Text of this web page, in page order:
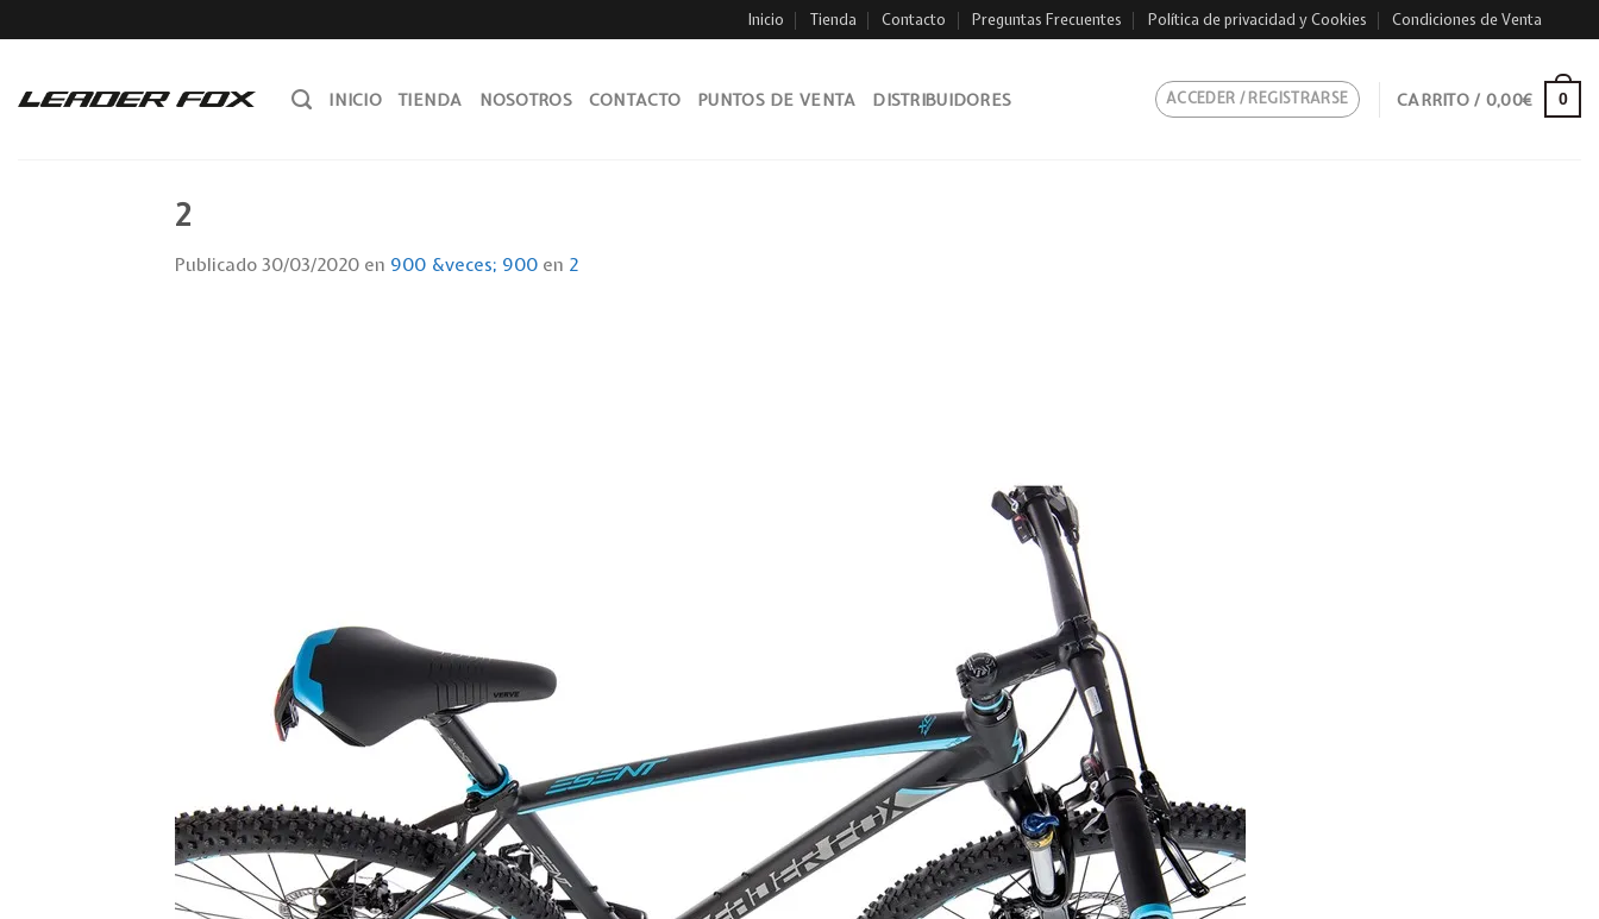
to
Inicio Tienda Contacto Preguntas Frecuentes Política de privacidad y Cookies Condiciones de Venta
INICIO TIENDA NOSOTROS CONTACTO PUNTOS DE VENTA DISTRIBUIDORES ACCEDER / REGISTRARSE CARRITO / 0,00€ 0
2
Publicado30/03/2020 en 900 &veces; 900 en 2